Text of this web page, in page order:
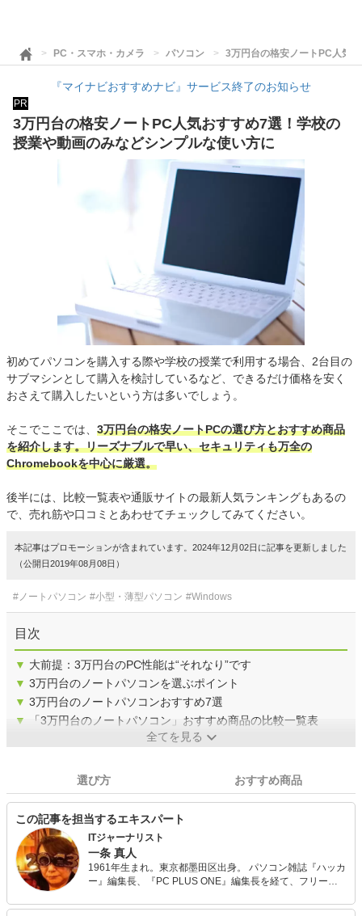
PC・スマホ・カメラ パソコン 3万円台の格安ノートPC人気
『マイナビおすすめナビ』サービス終了のお知らせ
PR
3万円台の格安ノートPC人気おすすめ7選！学校の
授業や動画のみなどシンプルな使い方に
初めてパソコンを購入する際や学校の授業で利用する場合、2台目の
サブマシンとして購入を検討しているなど、できるだけ価格を安く
おさえて購入したいという方は多いでしょう。
そこでここでは、 3万円台の格安ノートPCの選び方とおすすめ商品
を紹介します。リーズナブルで早い、セキュリティも万全の
Chromebookを中心に厳選。
後半には、比較一覧表や通販サイトの最新人気ランキングもあるの
で、売れ筋や口コミとあわせてチェックしてみてください。
本記事はプロモーションが含まれています。2024年12月02日に記事を更新しました
（公開日2019年08月08日）
#ノートパソコン #小型・薄型パソコン #Windows
目次
▼ 大前提：3万円台のPC性能は“それなり”です
▼ 3万円台のノートパソコンを選ぶポイント
▼ 3万円台のノートパソコンおすすめ7選
▼
「3万円台のノートパソコン」おすすめ商品の比較一覧表
全てを見る
選び方 おすすめ商品
この記事を担当するエキスパート
ITジャーナリスト
一条 真人
1961年生まれ。東京都墨田区出身。 パソコン雑誌『ハッカ
ー』編集長、『PC PLUS ONE』編集長を経て、フリーラ
ューし、40冊以上のパソコン、スマホ関係書籍を執筆。最